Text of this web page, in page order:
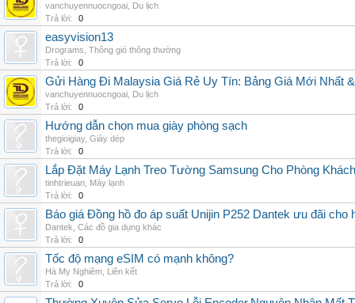
vanchuyennuocngoai Du lịch
Trả lời:
0
easyvision13
Drograms Thông gió thông thường
Trả lời:
0
Gửi Hàng Đi Malaysia Giá Rẻ Uy Tín: Bảng Giá Mới Nhất
vanchuyennuocngoai Du lịch
Trả lời:
0
Hướng dẫn chọn mua giày phòng sạch
thegioigiay, Giày dép
Trả lời:
0
Lắp Đặt Máy Lạnh Treo Tường Samsung Cho Phòng Khách
tinhtrieuan Máy lạnh
Trả lời:
0
Báo giá Đồng hồ đo áp suất Unijin P252 Dantek ưu đãi cho
Dantek Các đồ gia dụng khác
Trả lời:
0
Tốc độ mạng eSIM có mạnh không?
Hà My Nghiêm Liên kết
Trả lời:
0